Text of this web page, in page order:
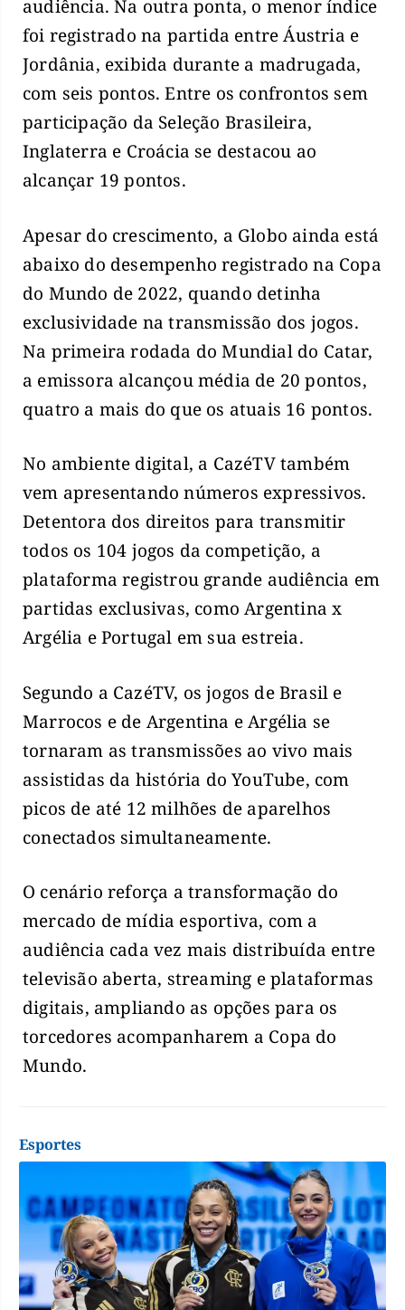
audiência. Na outra ponta, o menor índice
foi registrado na partida entre Áustria e
Jordânia, exibida durante a madrugada,
com seis pontos. Entre os confrontos sem
participação da Seleção Brasileira,
Inglaterra e Croácia se destacou ao
alcançar 19 pontos.
Apesar do crescimento, a Globo ainda está
abaixo do desempenho registrado na Copa
do Mundo de 2022, quando detinha
exclusividade na transmissão dos jogos.
Na primeira rodada do Mundial do Catar,
a emissora alcançou média de 20 pontos,
quatro a mais do que os atuais 16 pontos.
No ambiente digital, a CazéTV também
vem apresentando números expressivos.
Detentora dos direitos para transmitir
todos os 104 jogos da competição, a
plataforma registrou grande audiência em
partidas exclusivas, como Argentina x
Argélia e Portugal em sua estreia.
Segundo a CazéTV, os jogos de Brasil e
Marrocos e de Argentina e Argélia se
tornaram as transmissões ao vivo mais
assistidas da história do YouTube, com
picos de até 12 milhões de aparelhos
conectados simultaneamente.
O cenário reforça a transformação do
mercado de mídia esportiva, com a
audiência cada vez mais distribuída entre
televisão aberta, streaming e plataformas
digitais, ampliando as opções para os
torcedores acompanharem a Copa do
Mundo.
Esportes